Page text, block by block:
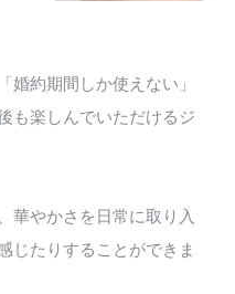
婚約期間しか使えない」
も楽しんでいただけるジ
華やかさを日常に取り入
じたりすることができま